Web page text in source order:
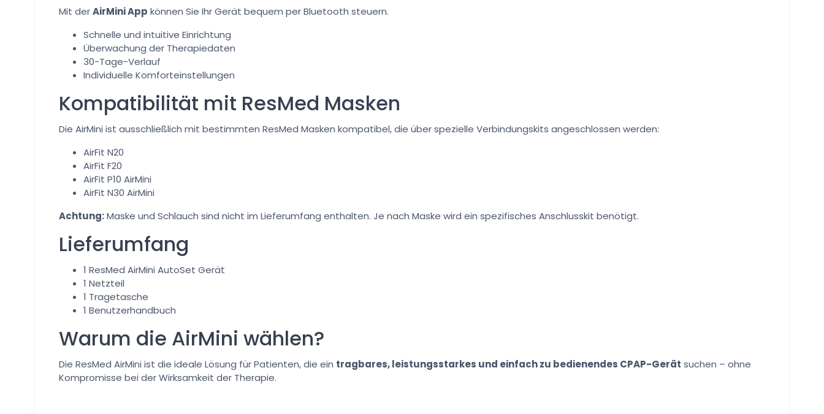
Mit derAirMini App können Sie Ihr Gerät bequem per Bluetooth steuern.
Schnelle und intuitive Einrichtung
Überwachung der Therapiedaten
30-Tage-Verlauf
Individuelle Komforteinstellungen
Kompatibilität mit ResMed Masken
Die AirMini ist ausschließlich mit bestimmten ResMed Masken kompatibel, die über spezielle Verbindungskits angeschlossen werden:
AirFit N20
AirFit F20
AirFit P10 AirMini
AirFit N30 AirMini
Achtung:Maske und Schlauch sind nicht im Lieferumfang enthalten. Je nach Maske wird ein spezifisches Anschlusskit benötigt.
Lieferumfang
1 ResMed AirMini AutoSet Gerät
1 Netzteil
1 Tragetasche
1 Benutzerhandbuch
Warum die AirMini wählen?
Die ResMed AirMini ist die ideale Lösung für Patienten, die ein tragbares, leistungsstarkes und einfach zu bedienendes CPAP-Gerät suchen – ohne
Kompromisse bei der Wirksamkeit der Therapie.